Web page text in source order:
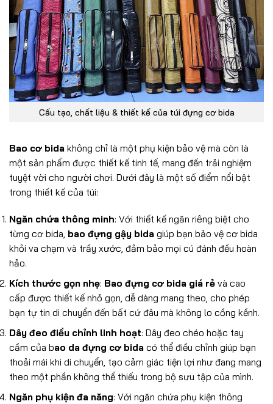
Cấu tạo, chất liệu & thiết kế của túi đựng cơ bida
Bao cơ bida không chỉ là một phụ kiện bảo vệ mà còn là
một sản phẩm được thiết kế tinh tế, mang đến trải nghiệm
tuyệt vời cho người chơi. Dưới đây là một số điểm nổi bật
trong thiết kế của túi:
Ngăn chứa thông minh: Với thiết kế ngăn riêng biệt cho
từng cơ bida, bao đựng gậy bida giúp bạn bảo vệ cơ bida
khỏi va chạm và trầy xước, đảm bảo mọi cú đánh đều hoàn
hảo.
Kích thước gọn nhẹ: Bao đựng cơ bida giá rẻ và cao
cấp được thiết kế nhỏ gọn, dễ dàng mang theo, cho phép
bạn tự tin di chuyển đến bất cứ đâu mà không lo cồng kềnh.
Dây đeo điều chỉnh linh hoạt: Dây đeo chéo hoặc tay
cầm của bao da đựng cơ bida có thể điều chỉnh giúp bạn
thoải mái khi di chuyển, tạo cảm giác tiện lợi như đang mang
theo một phần không thể thiếu trong bộ sưu tập của mình.
Ngăn phụ kiện đa năng: Với ngăn chứa phụ kiện thông